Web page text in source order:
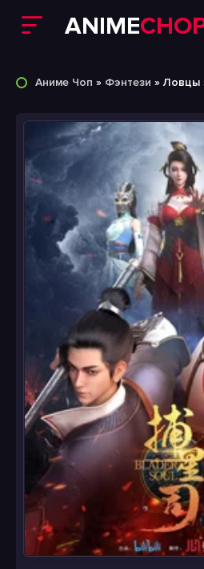
ANIME
Аниме Чоп » Фэнтези » Ловцы